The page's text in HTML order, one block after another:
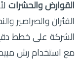
القوارض والحشرات
الفئران والصراصير
الشركة على خطط
مع استخدام رش